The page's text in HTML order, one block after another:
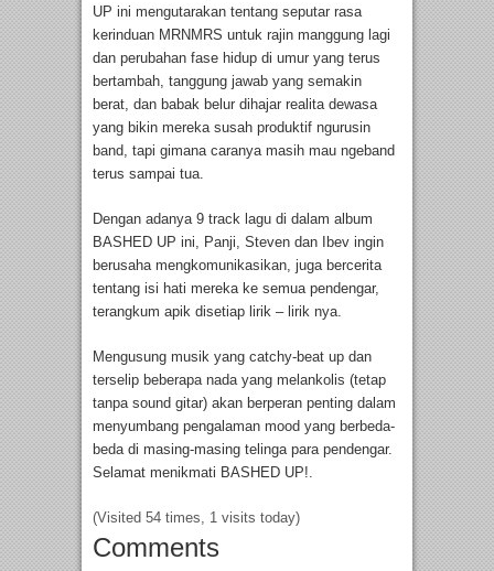
UP ini mengutarakan tentang seputar rasa
kerinduan MRNMRS untuk rajin manggung lagi
dan perubahan fase hidup di umur yang terus
bertambah, tanggung jawab yang semakin
berat, dan babak belur dihajar realita dewasa
yang bikin mereka susah produktif ngurusin
band, tapi gimana caranya masih mau ngeband
terus sampai tua.
Dengan adanya 9 track lagu di dalam album
BASHED UP ini, Panji, Steven dan Ibev ingin
berusaha mengkomunikasikan, juga bercerita
tentang isi hati mereka ke semua pendengar,
terangkum apik disetiap lirik – lirik nya.
Mengusung musik yang catchy-beat up dan
terselip beberapa nada yang melankolis (tetap
tanpa sound gitar) akan berperan penting dalam
menyumbang pengalaman mood yang berbeda-
beda di masing-masing telinga para pendengar.
Selamat menikmati BASHED UP!.
(Visited 54 times, 1 visits today)
Comments